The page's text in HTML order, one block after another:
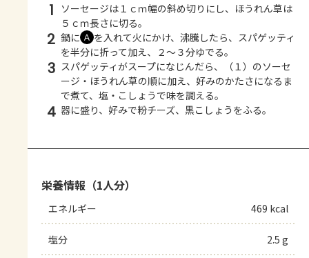
1
ソーセージは１ｃｍ幅の斜め切りにし、ほうれん草は
５ｃｍ長さに切る。
2 鍋に Ａ を入れて火にかけ、沸騰したら、スパゲッティ
を半分に折って加え、２～３分ゆでる。
3 スパゲッティがスープになじんだら、（１）のソーセ
ージ・ほうれん草の順に加え、好みのかたさになるま
で煮て、塩・こしょうで味を調える。
4 器に盛り、好みで粉チーズ、黒こしょうをふる。
栄養情報（1人分）
エネルギー 469 kcal
塩分 2.5 g